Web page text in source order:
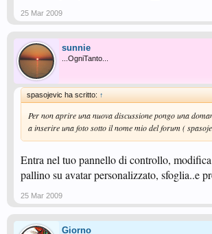
25 Mar 2009
sunnie
...OgniTanto...
spasojevic ha scritto: ↑
Per non aprire una nuova discussione pongo una
a inserire una foto sotto il nome mio del forum (
Entra nel tuo pannello di controllo,
pallino su avatar personalizzato, sfoglia..e
25 Mar 2009
Giorno